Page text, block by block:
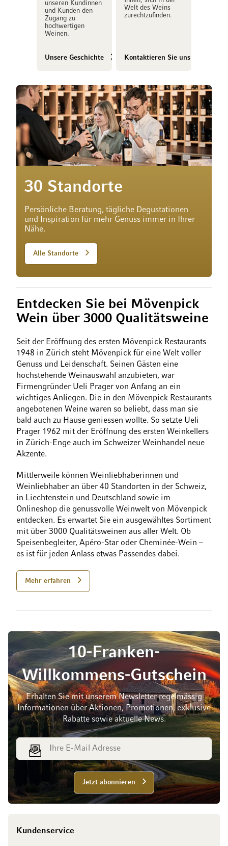
unseren Kundinnen
und Kunden den
Zugang zu
hochwertigen
Weinen.
Unsere Geschichte
Welt des Weins
zurechtzufinden.
Kontaktieren Sie uns
30 Standorte
Persönliche Beratung, tägliche Degustationen
und Inspiration für mehr Genuss immer in Ihrer
Nähe.
Alle Standorte
Entdecken Sie bei Mövenpick
Wein über 3000 Qualitätsweine
Seit der Eröffnung des ersten Mövenpick Restaurants
1948 in Zürich steht Mövenpick für eine Welt voller
Genuss und Leidenschaft. Seinen Gästen eine
hochstehende Weinauswahl anzubieten, war
Firmengründer Ueli Prager von Anfang an ein
wichtiges Anliegen. Die in den Mövenpick Restaurants
angebotenen Weine waren so beliebt, dass man sie
bald auch zu Hause geniessen wollte. So setzte Ueli
Prager 1962 mit der Eröffnung des ersten Weinkellers
in Zürich-Enge auch im Schweizer Weinhandel neue
Akzente.
Mittlerweile können Weinliebhaberinnen und
Weinliebhaber an über 40 Standorten in der Schweiz,
in Liechtenstein und Deutschland sowie im
Onlineshop die genussvolle Weinwelt von Mövenpick
entdecken. Es erwartet Sie ein ausgewähltes Sortiment
mit über 3000 Qualitätsweinen aus aller Welt. Ob
Speisenbegleiter, Apéro-Star oder Cheminée-Wein –
es ist für jeden Anlass etwas Passendes dabei.
Mehr erfahren
10-Franken-
Willkommens-Gutschein
Erhalten Sie mit unserem Newsletter regelmässig
Informationen über Aktionen, Promotionen, exklusive
Rabatte sowie aktuelle News.
E-Mail Adresse
Jetzt abonnieren
Kundenservice